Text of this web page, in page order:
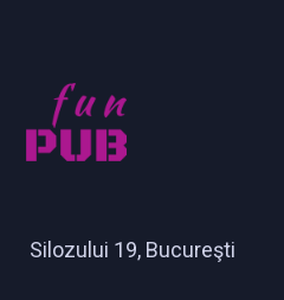
Silozului 19, Bucureşti